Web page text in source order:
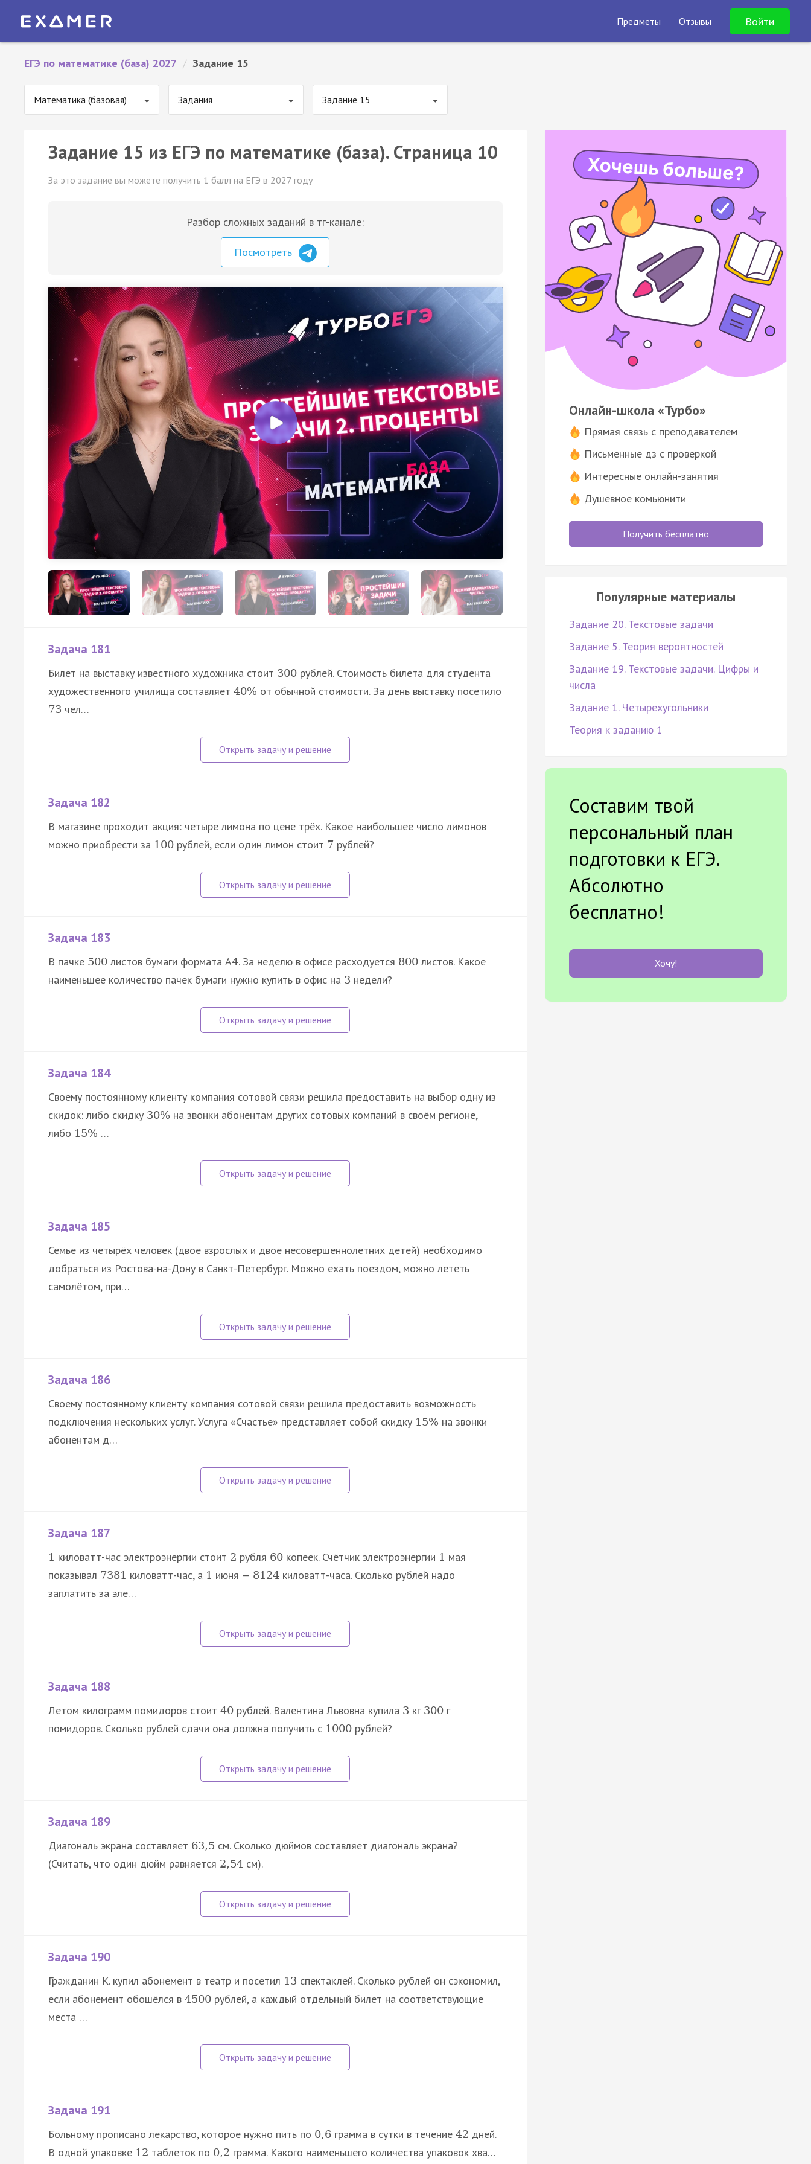
Предметы Отзывы Войти
ЕГЭ по математике (база) 2027 / Задание 15
Математика (базовая) Задания Задание 15
Задание 15 из ЕГЭ по математике (база). Страница 10
За это задание вы можете получить 1 балл на ЕГЭ в 2027 году
Разбор сложных заданий в тг-канале:
Посмотреть
Задача 181
Билет на выставку известного художника стоит 300 рублей. Стоимость билета для студента
художественного училища составляет 40% от обычной стоимости. За день выставку посетило
73 чел…
Задача 182
В магазине проходит акция: четыре лимона по цене трёх. Какое наибольшее число лимонов
можно приобрести за 100 рублей, если один лимон стоит 7 рублей?
Задача 183
В пачке 500листов бумаги формата А4. За неделю в офисе расходуется 800листов. Какое
наименьшее количество пачек бумаги нужно купить в офис на 3 недели?
Задача 184
Своему постоянному клиенту компания сотовой связи решила предоставить на выбор одну из
скидок: либо скидку 30% на звонки абонентам других сотовых компаний в своём регионе,
либо 15% …
Задача 185
Семье из четырёх человек (двое взрослых и двое несовершеннолетних детей) необходимо
добраться из Ростова-на-Дону в Санкт-Петербург. Можно ехать поездом, можно лететь
самолётом, при…
Задача 186
Своему постоянному клиенту компания сотовой связи решила предоставить возможность
подключения нескольких услуг. Услуга «Счастье» представляет собой скидку 15% на звонки
абонентам д…
Задача 187
1 киловатт-час электроэнергии стоит 2 рубля 60 копеек. Счётчик электроэнергии 1 мая
показывал 7381 киловатт-час, а 1 июня — 8124 киловатт-часа. Сколько рублей надо
заплатить за эле…
Задача 188
Летом килограмм помидоров стоит 40 рублей. Валентина Львовна купила 3 кг 300 г
помидоров. Сколько рублей сдачи она должна получить с 1000 рублей?
Задача 189
Диагональ экрана составляет 63,5 см. Сколько дюймов составляет диагональ экрана?
(Считать, что один дюйм равняется 2,54 см).
Задача 190
Гражданин К. купил абонемент в театр и посетил 13 спектаклей. Сколько рублей он сэкономил,
если абонемент обошёлся в 4500 рублей, а каждый отдельный билет на соответствующие
места …
Задача 191
Больному прописано лекарство, которое нужно пить по 0,6 грамма в сутки в течение 42 дней.
В одной упаковке 12 таблеток по 0,2 грамма. Какого наименьшего количества упаковок хва…
Онлайн-школа «Турбо»
Прямая связь с преподавателем
Письменные дз с проверкой
Интересные онлайн-занятия
Душевное комьюнити
Получить бесплатно
Популярные материалы
Задание 20. Текстовые задачи
Задание 5. Теория вероятностей
Задание 19. Текстовые задачи. Цифры и
числа
Задание 1. Четырехугольники
Теория к заданию 1
Составим твой
персональный план
подготовки к ЕГЭ.
Абсолютно
бесплатно!
Хочу!